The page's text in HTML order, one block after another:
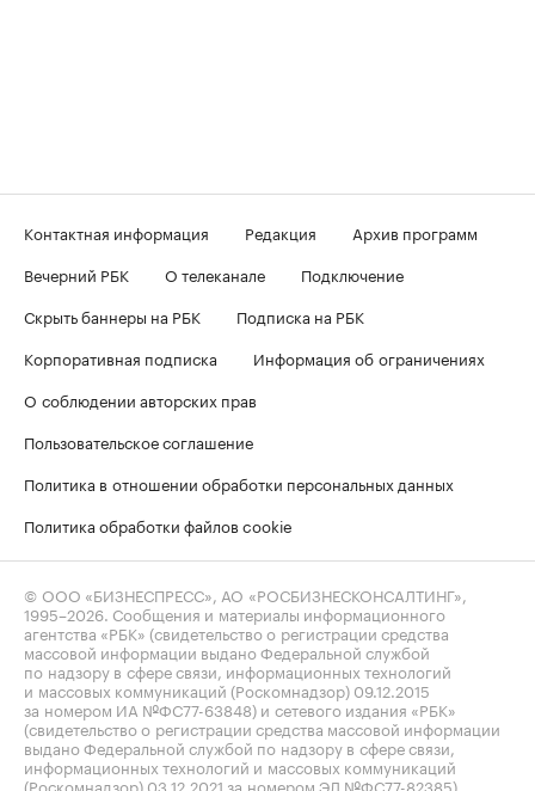
Контактная информация Редакция
Архив программ
Вечерний РБК
О телеканале
Подключение
Скрыть баннеры на РБК
Подписка на РБК
Корпоративная подписка
Информация об ограничениях
О соблюдении авторских прав
Пользовательское соглашение
Политика в отношении обработки персональных данных
Политика обработки файлов cookie
© ООО «БИЗНЕСПРЕСС», АО «РОСБИЗНЕСКОНСАЛТИНГ»,
1995–2026 . Сообщения и материалы информационного
агентства «РБК» (свидетельство о регистрации средства
массовой информации выдано Федеральной службой
по надзору в сфере связи, информационных технологий
и массовых коммуникаций (Роскомнадзор) 09.12.2015
за номером ИА №ФС77-63848) и сетевого издания «РБК»
(свидетельство о регистрации средства массовой информации
выдано Федеральной службой по надзору в сфере связи,
информационных технологий и массовых коммуникаций
(Роскомнадзор) 03.12.2021 за номером ЭЛ №ФС77-82385)